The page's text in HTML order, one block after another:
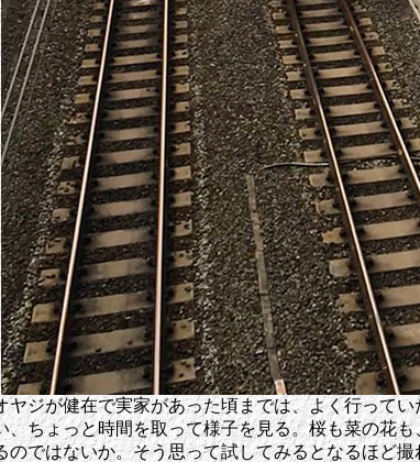
ジが健在で実家があった頃までは、よく行って
ちょっと時間を取って様子を見る。桜も菜の花
ではないか。そう思って試してみるとなるほど